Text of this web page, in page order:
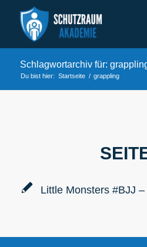
Schlagwortarchiv für:
Du bist hier: Startseite / grappling
Little Monsters #BJJ